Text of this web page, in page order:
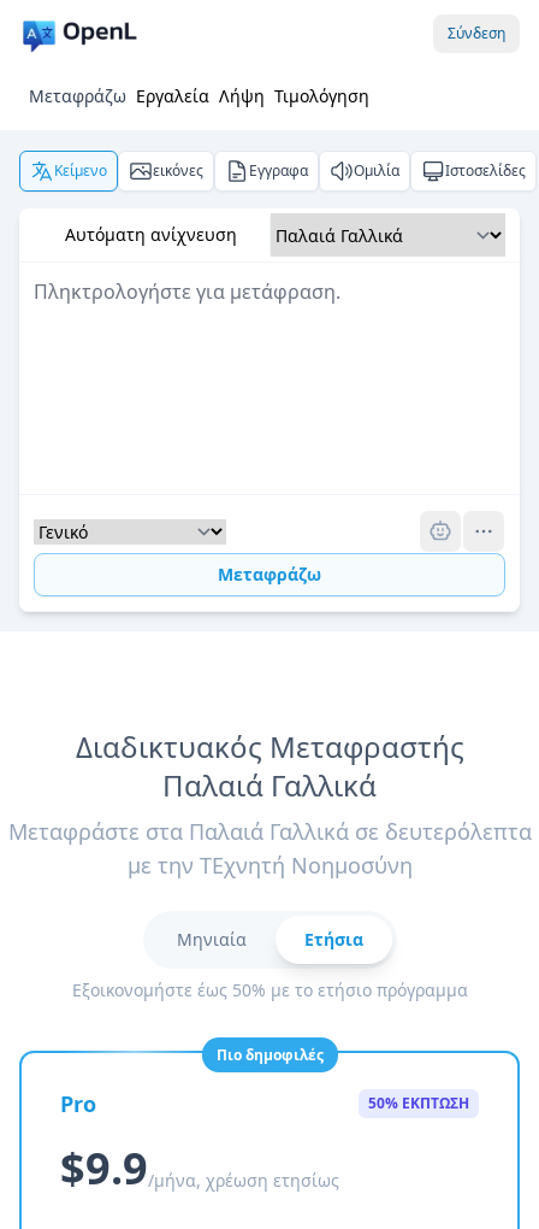
Σύνδεση
Μεταφράζω Εργαλεία Λήψη Τιμολόγηση
Κείμενο εικόνες Εγγραφα Ομιλία Ιστοσελίδες
Αυτόματη ανίχνευση
Μεταφράζω
Διαδικτυακός Μεταφραστής
Παλαιά Γαλλικά
Μεταφράστε στα Παλαιά Γαλλικά σε δευτερόλεπτα
με την ΤΕχνητή Νοημοσύνη
Μηνιαία Ετήσια
Εξοικονομήστε έως 50% με το ετήσιο πρόγραμμα
Πιο δημοφιλές
Pro 50% ΕΚΠΤΩΣΗ
$9.9/μήνα, χρέωση ετησίως